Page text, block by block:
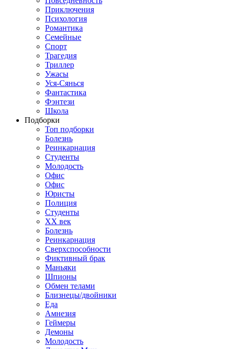
Приключения
Психология
Романтика
Семейные
Спорт
Трагедия
Триллер
Ужасы
Уся-Сянься
Фантастика
Фэнтези
Школа
Подборки
Топ подборки
Болезнь
Реинкарнация
Студенты
Молодость
Офис
Офис
Юристы
Полиция
Студенты
ХХ век
Болезнь
Реинкарнация
Сверхспособности
Фиктивный брак
Маньяки
Шпионы
Обмен телами
Близнецы/двойники
Еда
Амнезия
Геймеры
Демоны
Молодость